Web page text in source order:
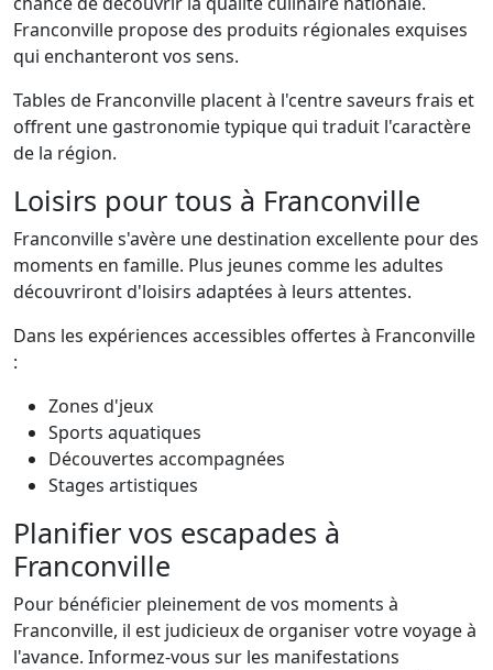
Franconville propose des produits régionales exquises
qui enchanteront vos sens.
Tables de Franconville placent à l'centre saveurs frais et
offrent une gastronomie typique qui traduit l'caractère
de la région.
Loisirs pour tous à Franconville
Franconville s'avère une destination excellente pour des
moments en famille. Plus jeunes comme les adultes
découvriront d'loisirs adaptées à leurs attentes.
Dans les expériences accessibles offertes à Franconville
:
Zones d'jeux
Sports aquatiques
Découvertes accompagnées
Stages artistiques
Planifier vos escapades à
Franconville
Pour bénéficier pleinement de vos moments à
Franconville, il est judicieux de organiser votre voyage à
l'avance. Informez-vous sur les manifestations